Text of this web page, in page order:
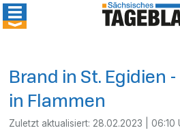
Brand in St. Egidien
in Flammen
Zuletzt aktualisiert: 28.02.2023 | 06:10